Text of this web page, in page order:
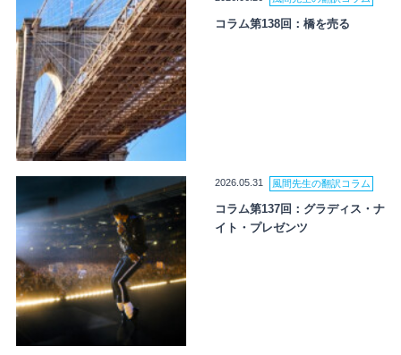
コラム第138回：橋を売る
2026.05.31 風間先生の翻訳コラム
コラム第137回：グラディス・ナ
イト・プレゼンツ